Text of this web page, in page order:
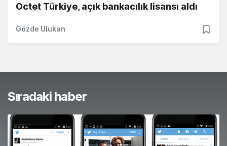
Octet Türkiye, açık bankacılık lisansı aldı
Gözde Ulukan
Sıradaki haber